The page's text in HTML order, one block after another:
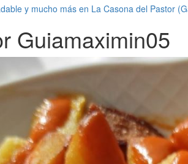
y mucho más en La Casona del Pastor
Guiamaximin05